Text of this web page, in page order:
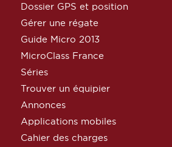
Dossier GPS et position
Gérer une régate
Guide Micro 2013
MicroClass France
Séries
Trouver un équipier
Annonces
Applications mobiles
Cahier des charges